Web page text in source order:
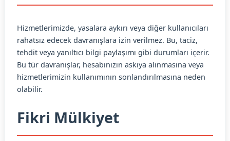
Hizmetlerimizde, yasalara aykırı veya diğer kullanıcıları
rahatsız edecek davranışlara izin verilmez. Bu, taciz,
tehdit veya yanıltıcı bilgi paylaşımı gibi durumları içerir.
Bu tür davranışlar, hesabınızın askıya alınmasına veya
hizmetlerimizin kullanımının sonlandırılmasına neden
olabilir.
Fikri Mülkiyet